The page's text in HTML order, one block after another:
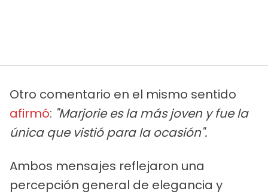
Otro comentario en el mismo sentido
afirmó: "Marjorie es la más joven y fue la
única que vistió para la ocasión".
Ambos mensajes reflejaron una
percepción general de elegancia y